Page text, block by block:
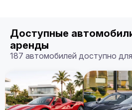
класса по всей Европе. Мы
сервис, удобство аренды,
вам и точное соответствие
Доступные
аренды
187 автомобилей доступно